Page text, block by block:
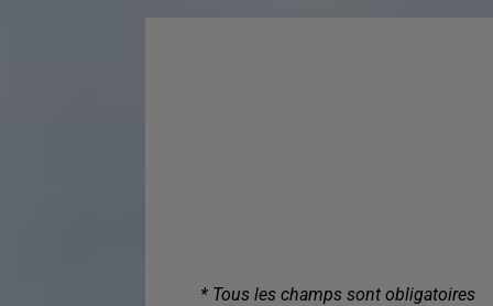
* Tous les champs sont obligatoires